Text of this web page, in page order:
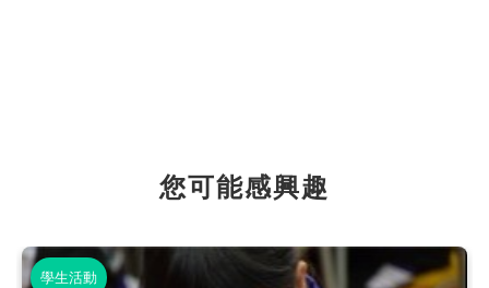
您可能感興趣
學生活動